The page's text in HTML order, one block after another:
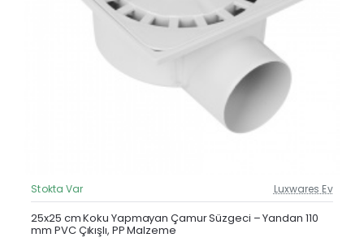
Güncel Fiyat
Yeni Ürün
Stokta Var Luxwares Ev
25x25 cm Koku Yapmayan Çamur Süzgeci – Yandan 110
mm PVC Çıkışlı, PP Malzeme